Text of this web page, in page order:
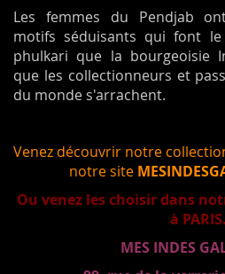
Les femmes du Pendjab
motifs séduisants qui font
phulkari que la bourgeoisie
que les collectionneurs et
du monde s'arrachent.
Venez découvrir notre
notre site
Ou venez les choisir dans
à PARIS.
MES INDES